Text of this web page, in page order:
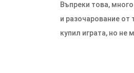
Въпреки това,
и разочарование
купил играта, но не